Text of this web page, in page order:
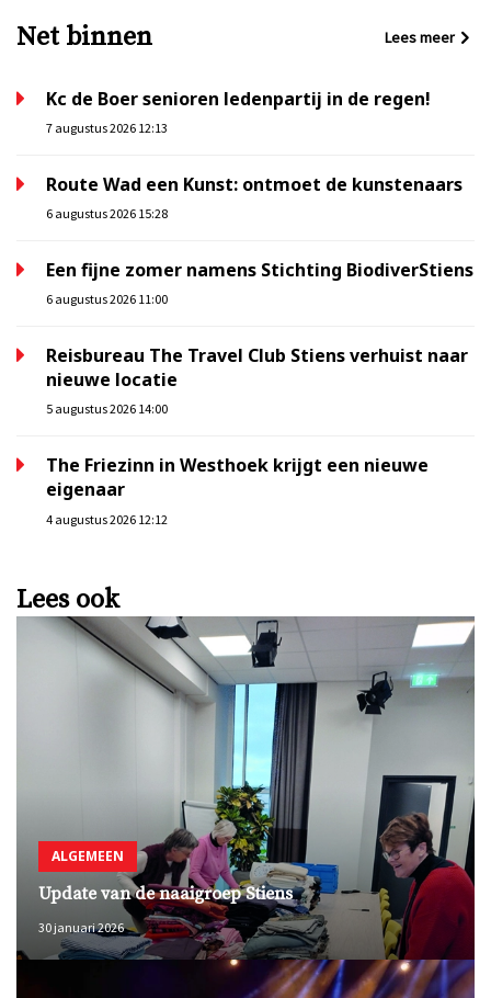
Net binnen Lees meer
Kc de Boer senioren ledenpartij in de regen!
7 augustus 2026 12:13
Route Wad een Kunst: ontmoet de kunstenaars
6 augustus 2026 15:28
Een fijne zomer namens Stichting BiodiverStiens
6 augustus 2026 11:00
Reisbureau The Travel Club Stiens verhuist naar
nieuwe locatie
5 augustus 2026 14:00
The Friezinn in Westhoek krijgt een nieuwe
eigenaar
4 augustus 2026 12:12
Lees ook
ALGEMEEN
Update van de naaigroep Stiens
30 januari 2026